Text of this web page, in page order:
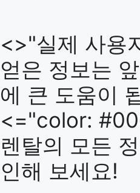
<>"실제 사용
얻은 정보는
에 큰 도움이
<="color:
렌탈의 모든
인해 보세요!